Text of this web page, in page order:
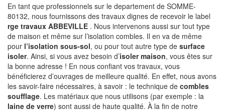
En tant que professionnels sur le departement de SOMME-
80132, nous fournissons des travaux dignes de recevoir le label
rge travaux ABBEVILLE . Nous intervenons aussi sur tout type
de maison et même sur l’isolation combles. Il en va de même
pour l’isolation sous-sol, ou pour tout autre type de surface
isoler. Ainsi, si vous avez besoin d’isoler maison, vous êtes sur
la bonne adresse ! En nous confiant vos travaux, vous
bénéficierez d’ouvrages de meilleure qualité. En effet, nous avons
les savoir-faire nécessaires, à savoir : le technique de combles
soufflage. Les matériaux que nous utilisons (par exemple : la
laine de verre) sont aussi de haute qualité. À la fin de notre